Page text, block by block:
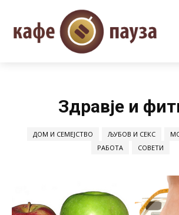
Здравје и
ДОМ И СЕМЕЈСТВО ЉУБОВ И СЕКС
РАБОТА
СОВЕТИ